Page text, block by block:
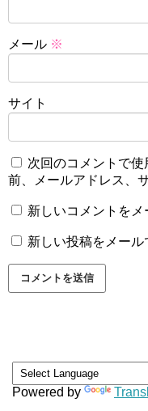
メール ※
サイト
次回のコメントで
前、メールアドレス、
新しいコメントをメ
新しい投稿をメール
Powered by